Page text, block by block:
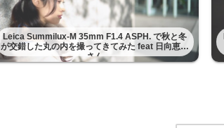
Leica Summilux-M 35mm F1.4 ASPH. で秋と冬
が交錯した丸の内を撮ってきてみた feat 日向恵理
さん